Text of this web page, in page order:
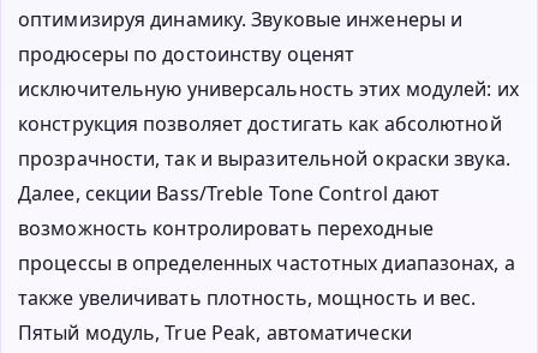
оптимизируя динамику. Звуковые инженеры и
продюсеры по достоинству оценят
исключительную универсальность этих модулей: их
конструкция позволяет достигать как абсолютной
прозрачности, так и выразительной окраски звука.
Далее, секции Bass/Treble Tone Control дают
возможность контролировать переходные
процессы в определенных частотных диапазонах, а
также увеличивать плотность, мощность и вес.
Пятый модуль, True Peak, автоматически